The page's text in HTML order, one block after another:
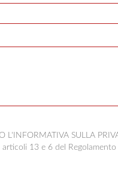
L'INFORMATIVA SULLA
articoli 13 e 6 del